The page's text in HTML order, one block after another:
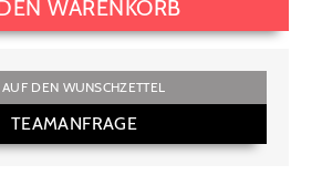
WARENKORB
AUF DEN WUNSCHZETTEL
TEAMANFRAGE